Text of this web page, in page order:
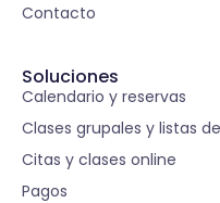
Contacto
Soluciones
Calendario y reservas
Clases grupales y listas
Citas y clases online
Pagos